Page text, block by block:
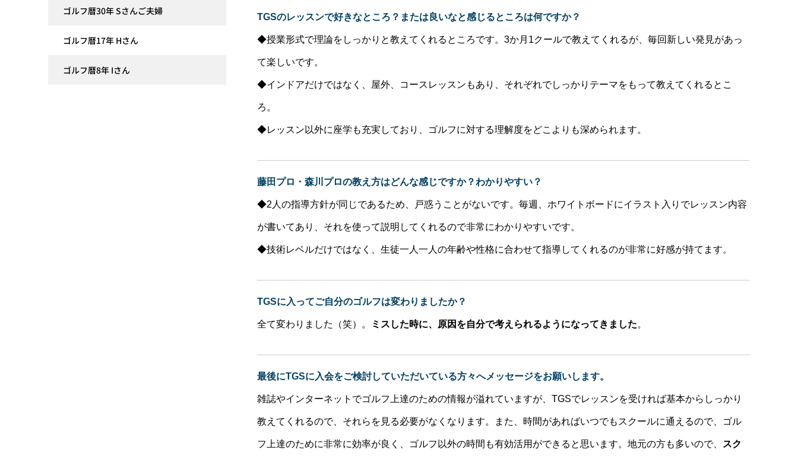
TGSのレッスンで好きなところ？または良いなと感じるところは何ですか？
◆授業形式で理論をしっかりと教えてくれるところです。3か月1クールで教えてくれるが、毎回新しい発見があっ
て楽しいです。
◆インドアだけではなく、屋外、コースレッスンもあり、それぞれでしっかりテーマをもって教えてくれるとこ
ろ。
◆レッスン以外に座学も充実しており、ゴルフに対する理解度をどこよりも深められます。
藤田プロ・森川プロの教え方はどんな感じですか？わかりやすい？
◆2人の指導方針が同じであるため、戸惑うことがないです。毎週、ホワイトボードにイラスト入りでレッスン内容
が書いてあり、それを使って説明してくれるので非常にわかりやすいです。
◆技術レベルだけではなく、生徒一人一人の年齢や性格に合わせて指導してくれるのが非常に好感が持てます。
TGSに入ってご自分のゴルフは変わりましたか？
全て変わりました（笑）。 ミスした時に、原因を自分で考えられるようになってきました。
最後にTGSに入会をご検討していただいている方々へメッセージをお願いします。
雑誌やインターネットでゴルフ上達のための情報が溢れていますが、 TGSでレッスンを受ければ基本からしっかり
教えてくれるので、それらを見る必要がなくなります。また、時間があればいつでもスクールに通えるので、ゴル
フ上達のために非常に効率が良く、ゴルフ以外の時間も有効活用ができると思います。地元の方も多いので、 スク
ゴルフ暦30年 Sさんご夫婦
ゴルフ暦17年 Hさん
ゴルフ暦8年 Iさん